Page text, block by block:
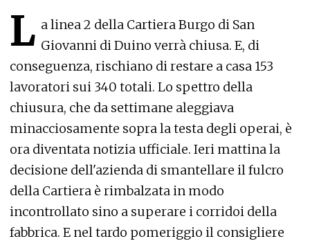
L a linea 2 della Cartiera Burgo di San
Giovanni di Duino verrà chiusa. E, di
conseguenza, rischiano di restare a casa 153
lavoratori sui 340 totali. Lo spettro della
chiusura, che da settimane aleggiava
minacciosamente sopra la testa degli operai, è
ora diventata notizia ufficiale. Ieri mattina la
decisione dell'azienda di smantellare il fulcro
della Cartiera è rimbalzata in modo
incontrollato sino a superare i corridoi della
fabbrica. E nel tardo pomeriggio il consigliere